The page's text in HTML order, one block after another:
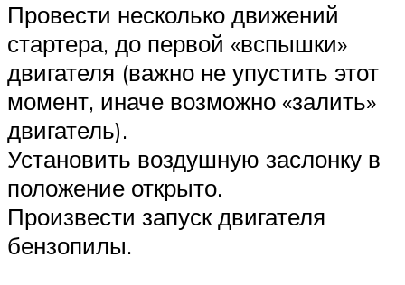
Провести несколько движений
стартера, до первой «вспышки»
двигателя (важно не упустить этот
момент, иначе возможно «залить»
двигатель).
Установить воздушную заслонку в
положение открыто.
Произвести запуск двигателя
бензопилы.